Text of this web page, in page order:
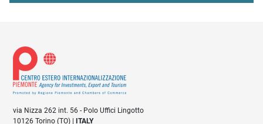
via Nizza 262 int. 56 - Polo Uffici Lingotto
10126 Torino (TO) |
ITALY